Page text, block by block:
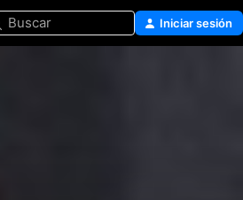
Buscar Iniciar sesión